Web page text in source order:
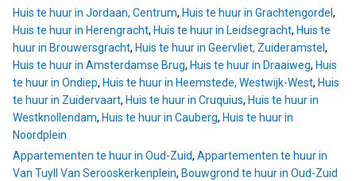
Huis te huur in Jordaan, Centrum, Huis te huur in Grachtengordel ,
Huis te huur in Herengracht, Huis te huur in Leidsegracht, Huis te
huur in Brouwersgracht, Huis te huur in Geervliet, Zuideramstel ,
Huis te huur in Amsterdamse Brug, Huis te huur in Draaiweg, Huis
te huur in Ondiep, Huis te huur in Heemstede, Westwijk-West, Huis
te huur in Zuidervaart, Huis te huur in Cruquius, Huis te huur in
Westknollendam, Huis te huur in Cauberg, Huis te huur in
Noordplein
Appartementen te huur in Oud-Zuid, Appartementen te huur in
Van Tuyll Van Serooskerkenplein, Bouwgrond te huur in Oud-Zuid